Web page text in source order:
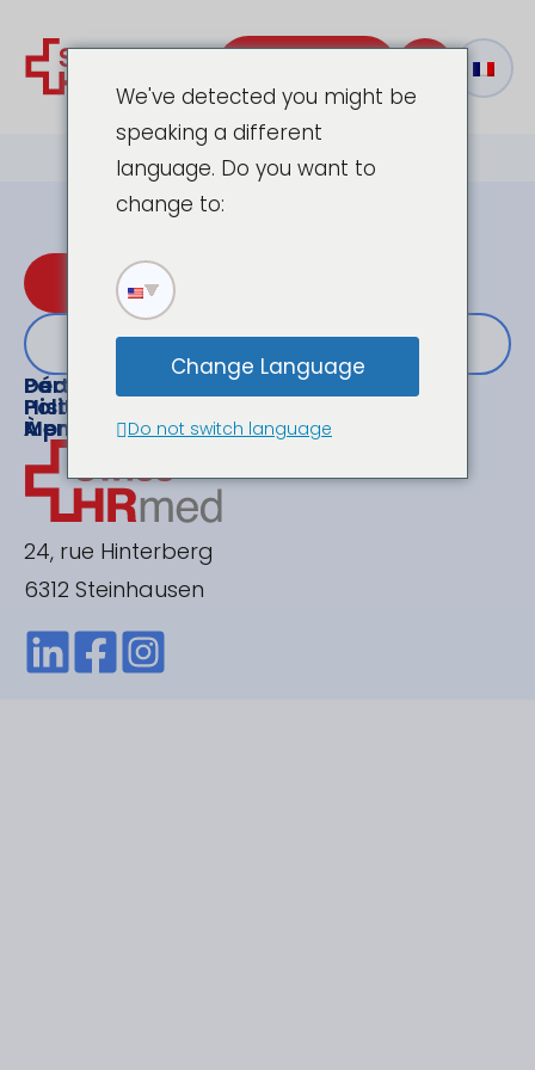
24, rue Hinterberg
6312 Steinhausen
Partenaire
Histoires
À propos de nous
Déclaration de confidentialité
Politique en matière de cookies
Mentions légales
Prendre rendez-vous
ou contacter
We've detected you might be
speaking a different
language. Do you want to
change to:
Change Language
Do not switch language